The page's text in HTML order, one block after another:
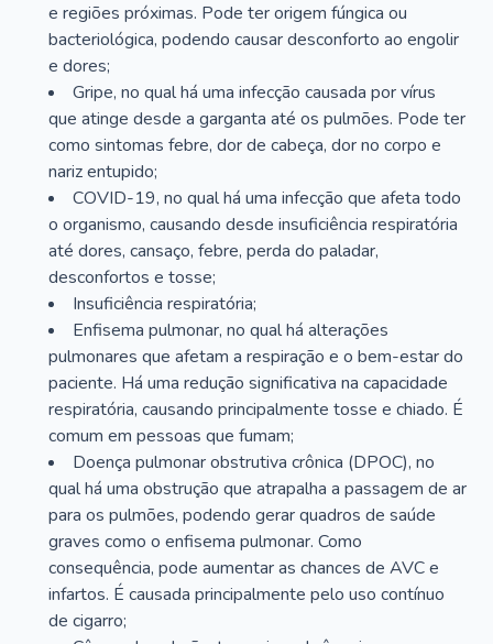
e regiões próximas. Pode ter origem fúngica ou
bacteriológica, podendo causar desconforto ao engolir
e dores;
Gripe, no qual há uma infecção causada por vírus
que atinge desde a garganta até os pulmões. Pode ter
como sintomas febre, dor de cabeça, dor no corpo e
nariz entupido;
COVID-19, no qual há uma infecção que afeta todo
o organismo, causando desde insuficiência respiratória
até dores, cansaço, febre, perda do paladar,
desconfortos e tosse;
Insuficiência respiratória;
Enfisema pulmonar, no qual há alterações
pulmonares que afetam a respiração e o bem-estar do
paciente. Há uma redução significativa na capacidade
respiratória, causando principalmente tosse e chiado. É
comum em pessoas que fumam;
Doença pulmonar obstrutiva crônica (DPOC), no
qual há uma obstrução que atrapalha a passagem de ar
para os pulmões, podendo gerar quadros de saúde
graves como o enfisema pulmonar. Como
consequência, pode aumentar as chances de AVC e
infartos. É causada principalmente pelo uso contínuo
de cigarro;